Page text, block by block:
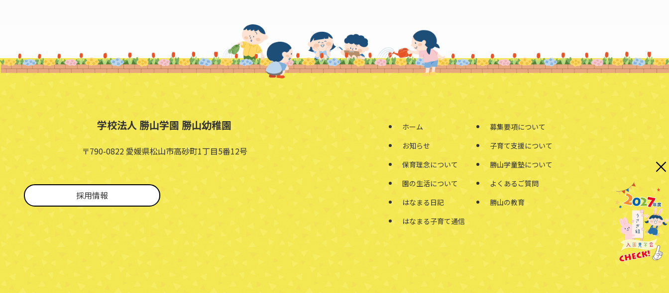
学校法人 勝山学園 勝山幼稚園
〒790-0822 愛媛県松山市高砂町1丁目5番12号
採用情報
ホーム
お知らせ
保育理念について
園の生活について
はなまる日記
はなまる子育て通信
募集要項について
子育て支援について
勝山学童塾について
よくあるご質問
勝山の教育
×